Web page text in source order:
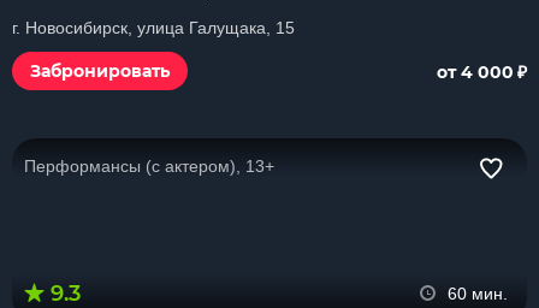
г. Новосибирск, улица Галущака, 15
Забронировать от 4 000 ₽
Перформансы (с актером), 13+
9.3 60 мин.